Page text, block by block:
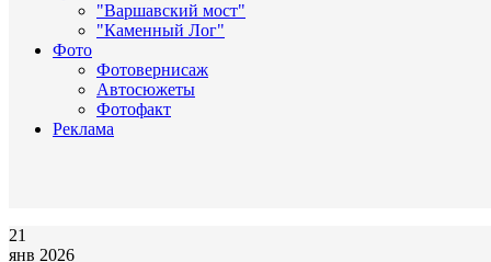
"Варшавский мост"
"Каменный Лог"
Фото
Фотовернисаж
Автосюжеты
Фотофакт
Реклама
21
янв 2026